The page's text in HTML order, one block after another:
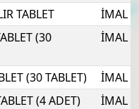
TABLET
İMAL
(30
İMAL
(30 TABLET)
İMAL
(4 ADET)
İMAL